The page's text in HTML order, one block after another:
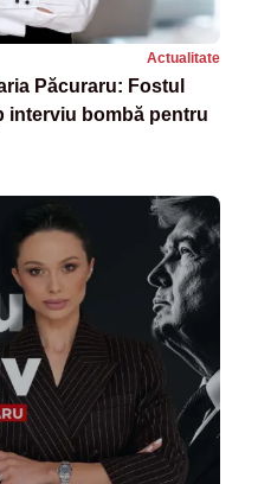
Actualitate
Păcuraru: Fostul
interviu bombă pentru